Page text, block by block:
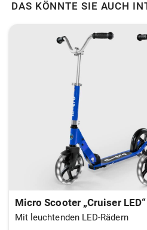
DAS KÖNNTE SIE AUCH
Micro Scooter „Cruiser LED“
Mit leuchtenden LED-Rädern